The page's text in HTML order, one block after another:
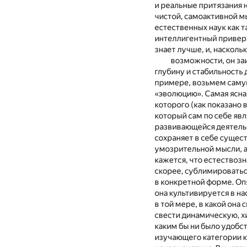
и реальные притязания
чистой, самоактивной
естественных наук как
интеллигентный
знает лучше, и,
возможности, он
глубину и
примере, возьмем
«эволюцию». Самая
которого (как
который сам по себе
развивающейся
сохраняет в себе
умозрительной мысли,
кажется, что
скорее,
в конкретной форме.
она культивируется в
в той мере, в какой она
свести динамическую,
каким бы ни было
изучающего категории